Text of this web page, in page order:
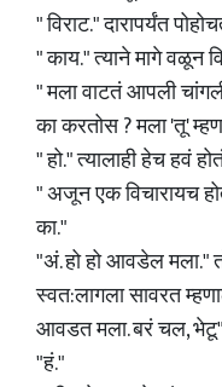
" विराट." दारापर्यंत
" काय." त्याने मागे वळून
" मला वाटतं आपली
का करतोस ? मला 'तू'
" हो." त्यालाही हेच हवं
" अजून एक विचारायच
का."
"अं. हो हो आवडेल
स्वत:लागला सावरत
आवडत मला. बरं चल, भेटू"
"हं."